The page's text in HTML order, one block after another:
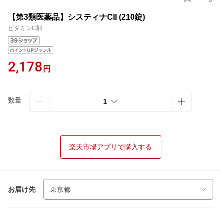
【第3類医薬品】システィナCII (210錠)
ビタミンC剤
2,178 円
数量 1
楽天市場アプリで購入する
お届け先